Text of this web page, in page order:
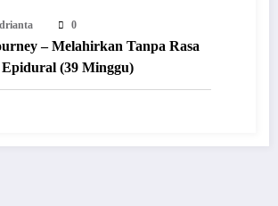
0
– Melahirkan Tanpa Rasa
(39 Minggu)